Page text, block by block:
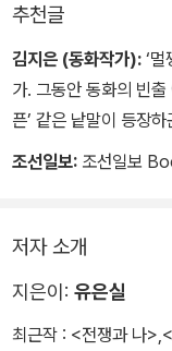
추천글
김지은 (동화작가): ‘
가. 그동안 동화의 빈출
픈’ 같은 낱말이 등장
떠오르지 않는다.
늠하는 유용한 단서가
장하다. ‘이상한’은 단
서 벌어지는 각종 예측
조선일보: 조선일보
저자 소개
지은이: 유은실
최근작 : <전쟁과 나>